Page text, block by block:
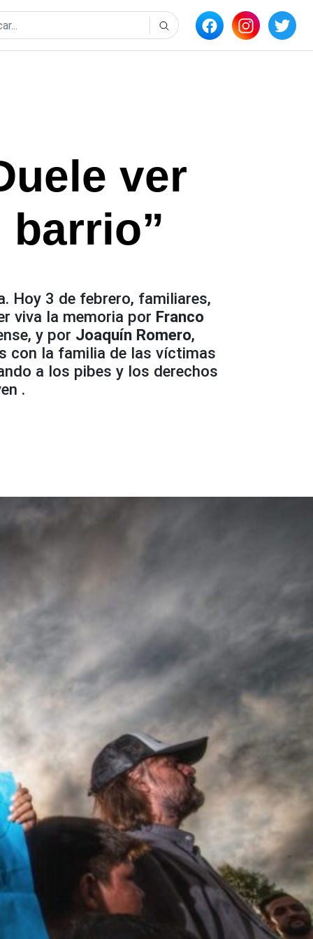
ver
barrio”
Hoy 3 de febrero, familiares,
viva la memoria por Franco
y por Joaquín Romero,
con la familia de las víctimas
a los pibes y los derechos
.